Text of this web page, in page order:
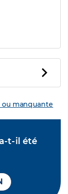
manquante
t-il été